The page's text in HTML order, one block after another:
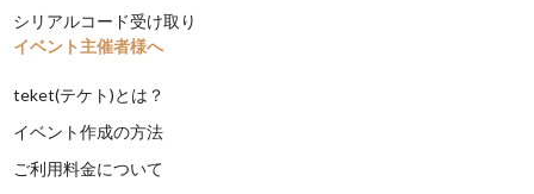
シリアルコード受け取り
イベント主催者様へ
teket(テケト)とは？
イベント作成の方法
ご利用料金について